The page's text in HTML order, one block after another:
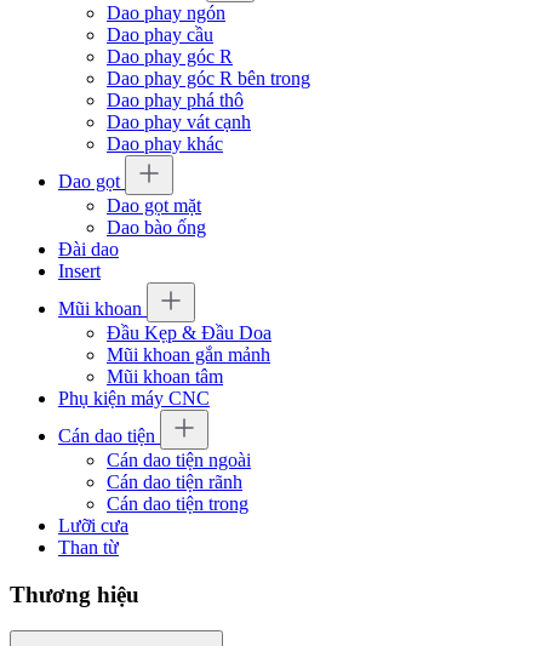
Dao phay ngón
Dao phay cầu
Dao phay góc R
Dao phay góc R bên trong
Dao phay phá thô
Dao phay vát cạnh
Dao phay khác
Dao gọt
Dao gọt mặt
Dao bào ống
Đài dao
Insert
Mũi khoan
Đầu Kẹp & Đầu Doa
Mũi khoan gắn mảnh
Mũi khoan tâm
Phụ kiện máy CNC
Cán dao tiện
Cán dao tiện ngoài
Cán dao tiện rãnh
Cán dao tiện trong
Lưỡi cưa
Than từ
Thương hiệu